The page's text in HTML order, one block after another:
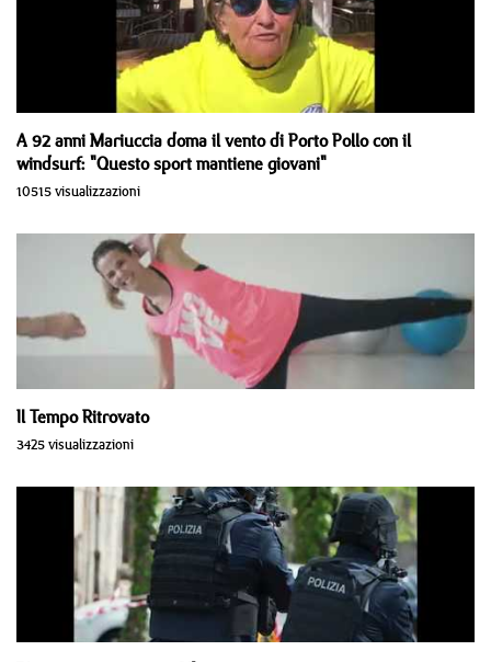
A 92 anni Mariuccia doma il vento di Porto Pollo con il
windsurf: "Questo sport mantiene giovani"
10515 visualizzazioni
Il Tempo Ritrovato
3425 visualizzazioni